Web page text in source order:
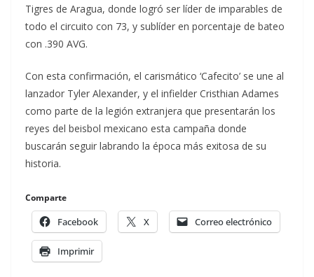
Tigres de Aragua, donde logró ser líder de imparables de
todo el circuito con 73, y sublíder en porcentaje de bateo
con .390 AVG.
Con esta confirmación, el carismático ‘Cafecito’ se une al
lanzador Tyler Alexander, y el infielder Cristhian Adames
como parte de la legión extranjera que presentarán los
reyes del beisbol mexicano esta campaña donde
buscarán seguir labrando la época más exitosa de su
historia.
Comparte
Facebook X Correo electrónico
Imprimir